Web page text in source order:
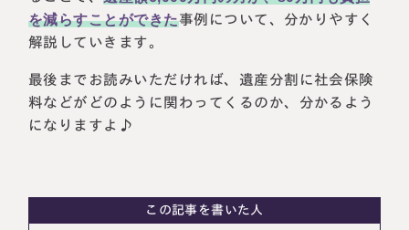
阪急グランドビル20階
Access
を減らすことができた事例について、分かりやすく
解説していきます。
最後までお読みいただければ、遺産分割に社会保険
料などがどのように関わってくるのか、分かるよう
になりますよ♪
この記事を書いた人